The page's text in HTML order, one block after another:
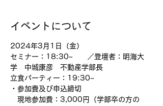
イベントについて
2024年3月1日（金）
セミナー：18:30~　　／登壇者：明海大
学　中城康彦　不動産学部長
立食パーティー：19:30~
・参加費及び申込締切
現地参加費：3,000円（学部卒の方の